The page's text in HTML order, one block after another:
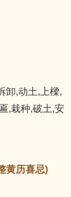
卸,动土,上樑,
,栽种,破土,安
黄历喜忌)